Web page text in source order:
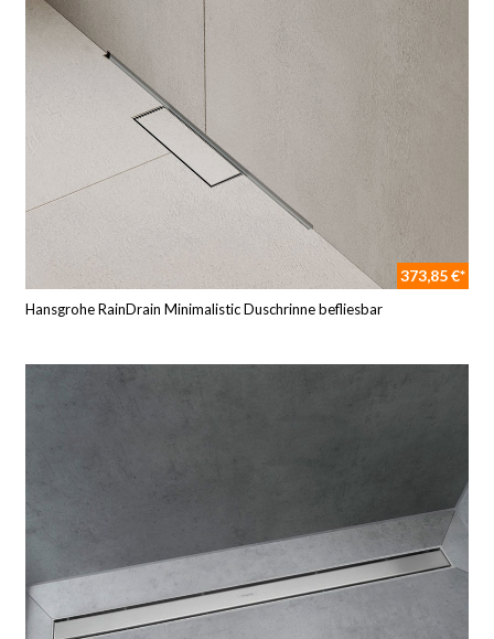
373,85 €*
Hansgrohe RainDrain Minimalistic Duschrinne befliesbar